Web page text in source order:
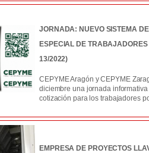
JORNADA: NUEVO SISTEMA
ESPECIAL DE
13/2022)
CEPYME Aragón y CEPYME
diciembre una jornada
cotización para los trabajadores
EMPRESA DE PROYECTOS